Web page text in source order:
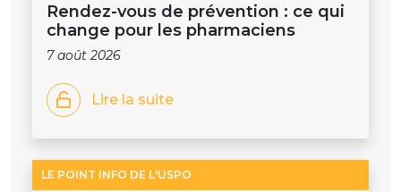
Rendez-vous de prévention : ce qui
change pour les pharmaciens
7 août 2026
Lire la suite
LE POINT INFO DE L'USPO